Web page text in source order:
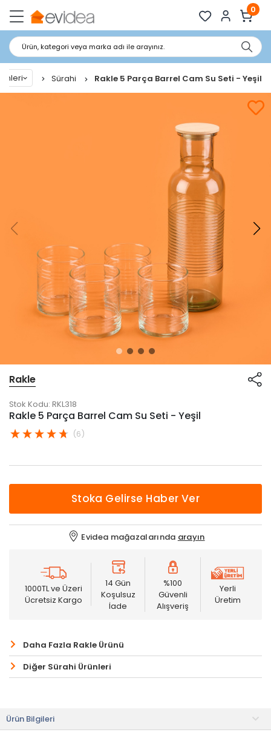
0
Ürün, kategori veya marka adı ile arayınız.
Sürahi Rakle 5 Parça Barrel Cam Su Seti - Yeşil
Rakle
Stok Kodu: RKL318
Rakle 5 Parça Barrel Cam Su Seti - Yeşil
(6)
Stoka Gelirse Haber Ver
Evidea mağazalarında arayın
1000TL ve Üzeri
Ücretsiz Kargo
14 Gün
Koşulsuz
İade
%100
Güvenli
Alışveriş
Yerli
Üretim
Daha Fazla Rakle Ürünü
Diğer Sürahi Ürünleri
Ürün Bilgileri